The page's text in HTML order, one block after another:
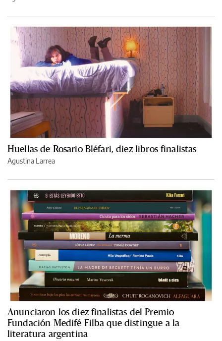
Huellas de Rosario Bléfari, diez libros finalistas
Agustina Larrea
Anunciaron los diez finalistas del Premio
Fundación Medifé Filba que distingue a la
literatura argentina